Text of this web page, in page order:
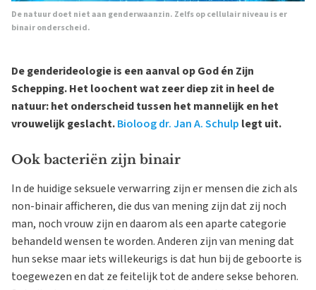
De natuur doet niet aan genderwaanzin. Zelfs op cellulair niveau is er
binair onderscheid.
De genderideologie is een aanval op God én Zijn
Schepping. Het loochent wat zeer diep zit in heel de
natuur: het onderscheid tussen het mannelijk en het
vrouwelijk geslacht.Bioloog dr. Jan A. Schulp legt uit.
Ook bacteriën zijn binair
In de huidige seksuele verwarring zijn er mensen die zich als
non-binair afficheren, die dus van mening zijn dat zij noch
man, noch vrouw zijn en daarom als een aparte categorie
behandeld wensen te worden. Anderen zijn van mening dat
hun sekse maar iets willekeurigs is dat hun bij de geboorte is
toegewezen en dat ze feitelijk tot de andere sekse behoren.